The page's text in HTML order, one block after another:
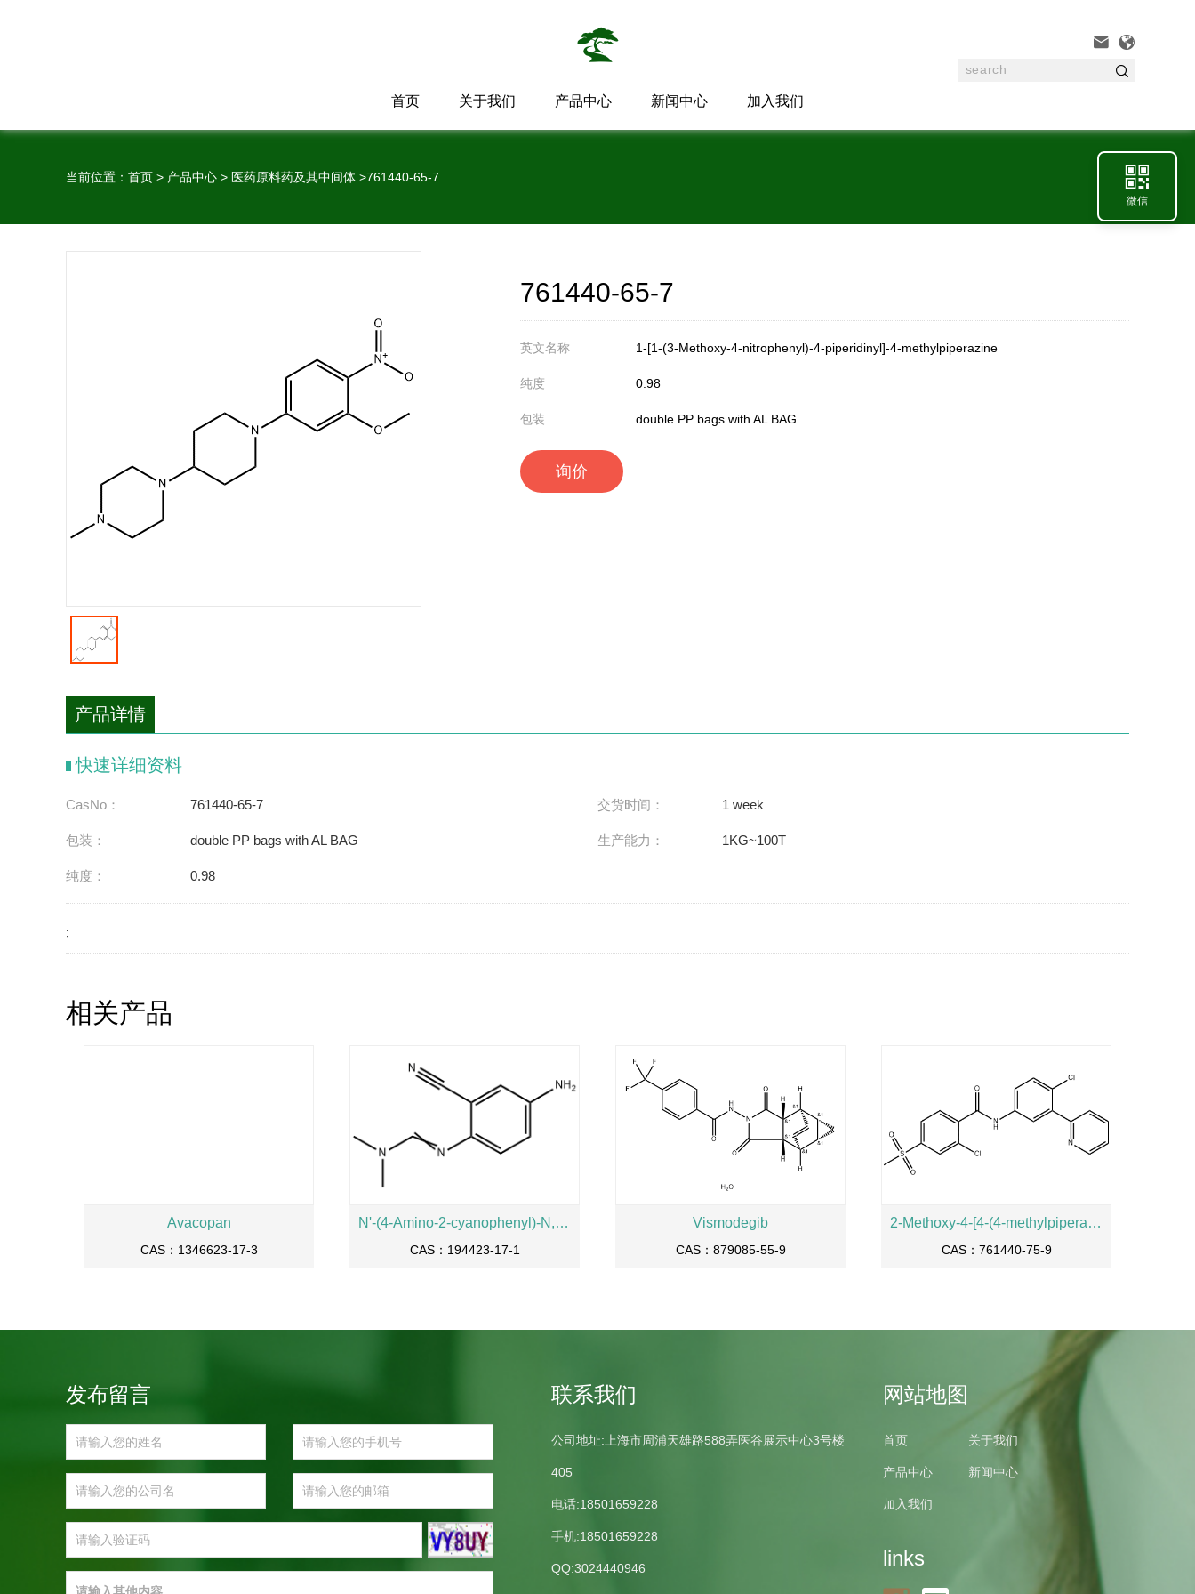
 

首页 关于我们 产品中心 新闻中心 加入我们
当前位置： 首页 > 产品中心 > 医药原料药及其中间体 >761440-65-7 
微信
761440-65-7
英文名称 1-[1-(3-Methoxy-4-nitrophenyl)-4-piperidinyl]-4-methylpiperazine
纯度 0.98
包装 double PP bags with AL BAG
询价
产品详情
快速详细资料
CasNo： 761440-65-7 交货时间： 1 week
包装： double PP bags with AL BAG 生产能力： 1KG~100T
纯度： 0.98
;
相关产品
Avacopan
CAS：1346623-17-3
N'-(4-Amino-2-cyanophenyl)-N,N-dimethylformamidine
CAS：194423-17-1
Vismodegib
CAS：879085-55-9
2-Methoxy-4-[4-(4-methylpiperazin-1-yl)piperidin-1-yl]aniline
CAS：761440-75-9
发布留言 联系我们
公司地址:上海市周浦天雄路588弄医谷展示中心3号楼
405
电话:18501659228
手机:18501659228
QQ:3024440946
网站地图
首页 关于我们
产品中心 新闻中心
加入我们
links